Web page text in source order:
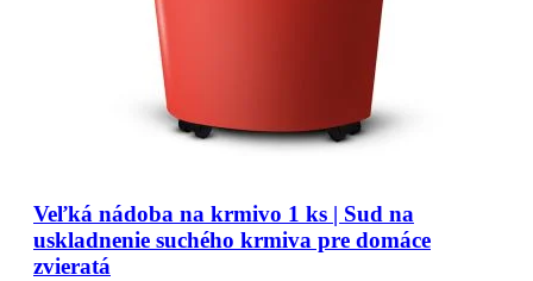
Veľká nádoba na krmivo 1 ks | Sud na
uskladnenie suchého krmiva pre domáce
zvieratá